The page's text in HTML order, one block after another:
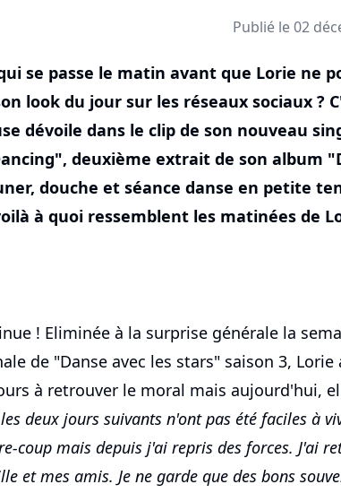
Publié le 02
se passe le matin avant que Lorie ne
look du jour sur les réseaux sociaux ?
dévoile dans le clip de son nouveau
deuxième extrait de son album
douche et séance danse en petite
à quoi ressemblent les matinées de
! Eliminée à la surprise générale la
de "Danse avec les stars" saison 3, Lorie
à retrouver le moral mais aujourd'hui,
deux jours suivants n'ont pas été faciles à
coup mais depuis j'ai repris des forces. J'ai
et mes amis. Je ne garde que des bons